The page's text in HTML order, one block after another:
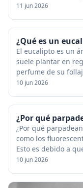
tienen dentro,
11 jun 2026
¿Qué es un
El eucalipto es un
suele plantar en
perfume de su
y expulsar de los
10 jun 2026
¿Por qué
¿Por qué
como los
Esto es debido a
está demasiado frío
10 jun 2026